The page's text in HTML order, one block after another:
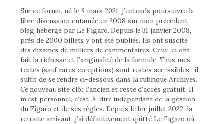
Sur ce forum, né le 8 mars 2021, j’entends poursuivre la
libre discussion entamée en 2008 sur mon précédent
blog hébergé par Le Figaro. Depuis le 31 janvier 2008,
près de 2000 billets y ont été publiés. Ils ont suscité
des dizaines de milliers de commentaires. Ceux-ci ont
fait la richesse et l’originalité de la formule. Tous mes
textes (sauf rares exceptions) sont restés accessibles : il
suffit de se rendre ci-dessous dans la rubrique Archives.
Ce nouveau site clôt l’ancien et reste d’accès gratuit. Il
m’est personnel, c’est-à-dire indépendant de la gestion
du Figaro et de ses règles. Depuis le 1er juillet 2022, la
retraite arrivant, j’ai définitivement quitté Le Figaro où